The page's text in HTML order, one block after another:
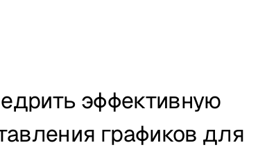
эффективную
графиков для